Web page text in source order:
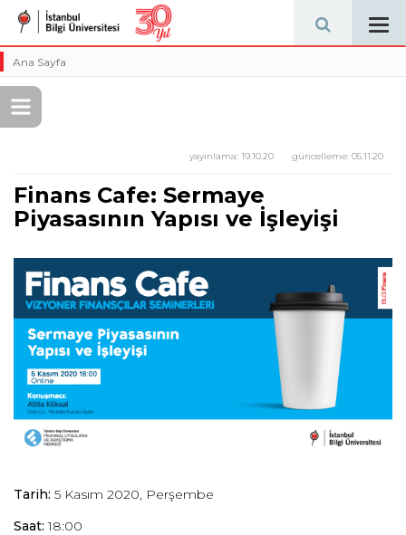
Ana Sayfa
güncelleme: 05.11.20
yayınlama: 19.10.20
Finans Cafe: Sermaye
Piyasasının Yapısı ve İşleyişi
Tarih: 5 Kasım 2020, Perşembe
Saat: 18:00